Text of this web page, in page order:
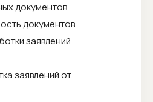
документов
документов
заявлений
заявлений от